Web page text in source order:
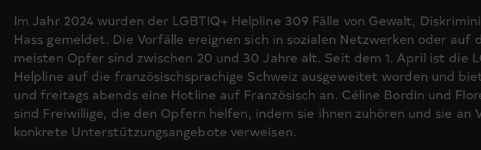
Im Jahr 2024 wurden der LGBTIQ+ Helpline 309 Fälle von Gewalt,
Hass gemeldet. Die Vorfälle ereignen sich in sozialen Netzwerken oder auf
meisten Opfer sind zwischen 20 und 30 Jahre alt. Seit dem 1. April ist die
Helpline auf die französischsprachige Schweiz ausgeweitet worden und
und freitags abends eine Hotline auf Französisch an. Céline Bordin und
sind Freiwillige, die den Opfern helfen, indem sie ihnen zuhören und sie an
konkrete Unterstützungsangebote verweisen.